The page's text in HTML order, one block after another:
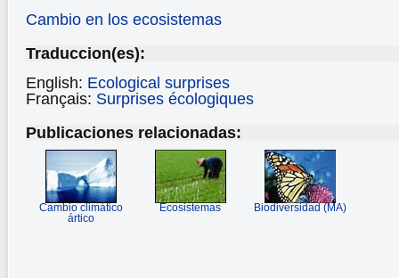
Cambio en los ecosistemas
Traduccion(es):
English: Ecological surprises
Français: Surprises écologiques
Publicaciones relacionadas:
Cambio climático
ártico
Ecosistemas Biodiversidad (MA)